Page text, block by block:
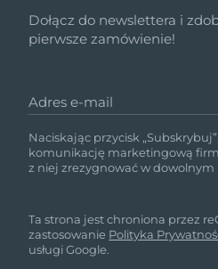
Dołącz do newslettera i
pierwsze zamówienie!
Adres e-mail
Naciskając przycisk
komunikację marketingową
z niej zrezygnować w
Ta strona jest chroniona przez
zastosowanie Polityka
usługi Google.